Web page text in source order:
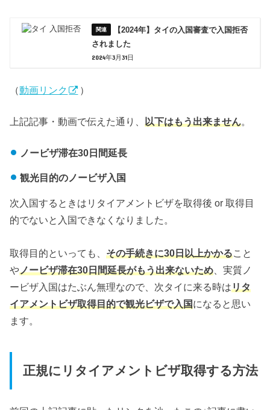
【2024年】タイの入国審査で入国拒否
されました
2024年3月31日
（動画リンク ）
上記記事・動画で伝えた通り、以下はもう出来ません。
ノービザ滞在30日間延長
観光目的のノービザ入国
次入国するときはリタイアメントビザを取得後 or 取得目
的でないと入国できなくなりました。
取得目的といっても、その手続きに30日以上かかること
やノービザ滞在30日間延長がもう出来ないため 、実質ノ
ービザ入国はたぶん無理なので、次タイに来る時はリタ
イアメントビザ取得目的で観光ビザで入国になると思い
ます。
正規にリタイアメントビザ取得する方法